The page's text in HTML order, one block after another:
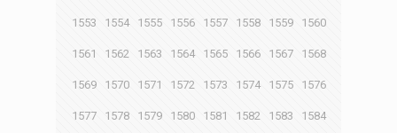
1553 1554 1555 1556 1557 1558 1559 1560
1561 1562 1563 1564 1565 1566 1567 1568
1569 1570 1571 1572 1573 1574 1575 1576
1577 1578 1579 1580 1581 1582 1583 1584